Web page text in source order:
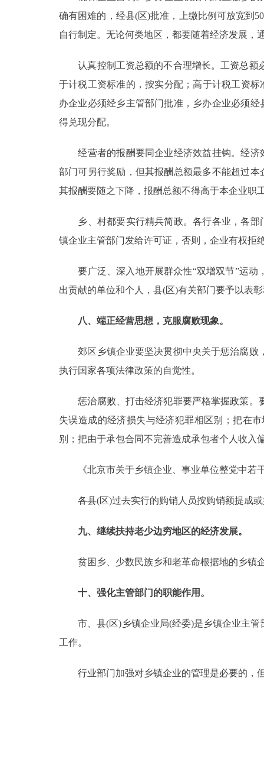
确有困难的，经县(区)批准，上缴比例可放宽到
自行制定。无论何类地区，都要随着经济发展，
认真控制工资总额的不合理增长。工资总额
于计税工资标准的，按实分配；高于计税工资
办企业必须经乡主管部门批准，乡办企业必须
得兑现分配。
经营者的报酬要同企业经济效益挂钩。经济
部门可另行奖励，但其报酬总额最多不能超过
其报酬要随之下降，报酬总额不得高于本企业职
乡、村都要实行精兵简政。各行各业，各部
镇企业主管部门发给许可证，否则，企业有权拒
要广泛、深入地开展群众性“双增双节”运动
出贡献的单位和个人，县(区)有关部门要予以表
八、端正经营思想，克服腐败现象。
郊区乡镇企业要坚决贯彻中央关于惩治腐败
执行国家各项法律政策的自觉性。
惩治腐败、打击经济犯罪要严格掌握政策。
失误造成的经济损失与经济犯罪相区别；把在
别；把由于承包合同不完善造成承包者个人收入
《北京市关于乡镇企业、事业单位整党中若
各县(区)过去实行的购销人员按购销额提成或
九、继续扶持老少边穷地区的经济发展。
贫困乡、少数民族乡和老革命根据地的乡镇企
十、强化主管部门的职能作用。
市、县(区)乡镇企业局(经委)是乡镇企业主管
工作。
行业部门加强对乡镇企业的管理是必要的，